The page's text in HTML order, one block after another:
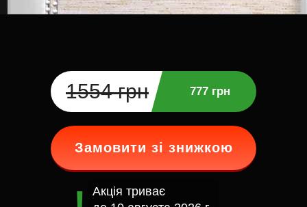
1554 грн 777 грн
Замовити зі знижкою
Акція триває